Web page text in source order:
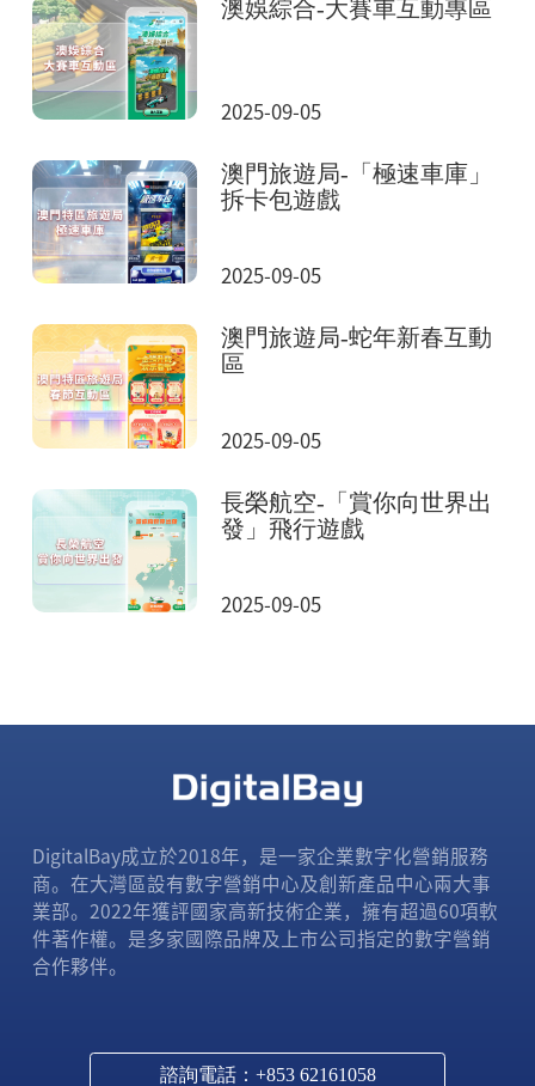
澳娛綜合-大賽車互動專區
2025-09-05
澳門旅遊局-「極速車庫」
拆卡包遊戲
2025-09-05
澳門旅遊局-蛇年新春互動
區
2025-09-05
長榮航空-「賞你向世界出
發」飛行遊戲
2025-09-05
DigitalBay成立於2018年，是一家企業數字化營銷服務
商。在大灣區設有數字營銷中心及創新產品中心兩大事
業部。2022年獲評國家高新技術企業，擁有超過60項軟
件著作權。是多家國際品牌及上市公司指定的數字營銷
合作夥伴。
諮詢電話：+853 62161058